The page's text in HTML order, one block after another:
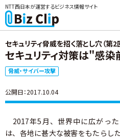
NTT西日本が運営するビジネス情報サイト
セキュリティ脅威を招く落とし穴（第2
セキュリティ対策は"感
脅威・サイバー攻撃
公開日：2017.10.04
2017年5月、世界中に広がった
は、各地に甚大な被害をもたらし